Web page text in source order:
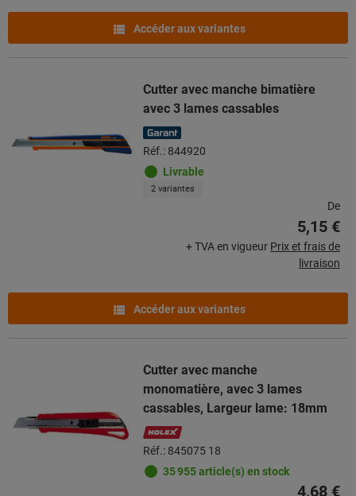
Accéder aux variantes
Cutter avec manche bimatière
avec 3 lames cassables
Réf.: 844920
Livrable
2 variantes
De
5,15 €
+ TVA en vigueur Prix et frais de
livraison
Accéder aux variantes
Cutter avec manche
monomatière, avec 3 lames
cassables, Largeur lame: 18mm
Réf.: 845075 18
35 955 article(s) en stock
4,68 €